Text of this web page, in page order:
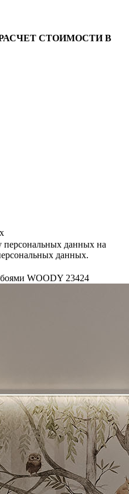
СТОИМОСТИ В
персональных данных на
данных.
WOODY 23424